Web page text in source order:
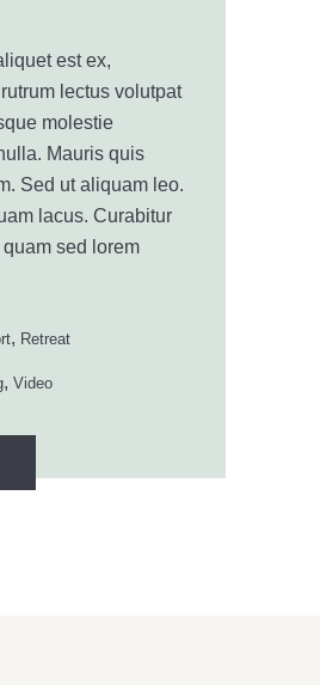
est ex,
lectus volutpat
molestie
Mauris quis
Sed ut aliquam leo.
lacus. Curabitur
sed lorem
, Retreat
, Video